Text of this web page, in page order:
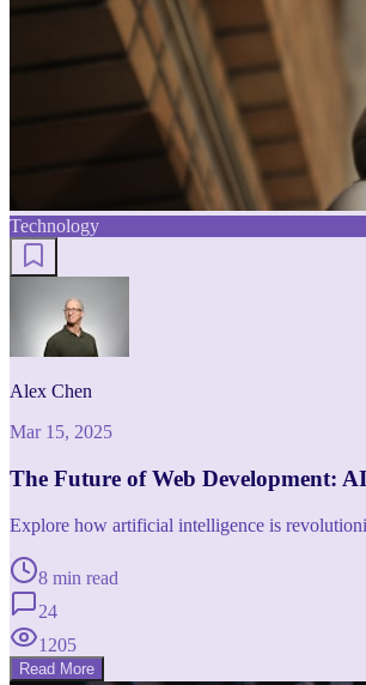
Technology
Alex Chen
Mar 15, 2025
The Future of Web Development:
Explore how artificial intelligence is
8 min read
24
1205
Read More